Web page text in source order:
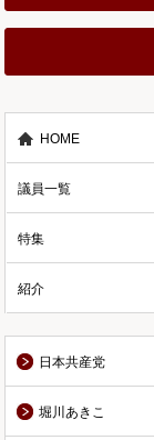
HOME
議員一覧
特集
紹介
日本共産党
堀川あきこ